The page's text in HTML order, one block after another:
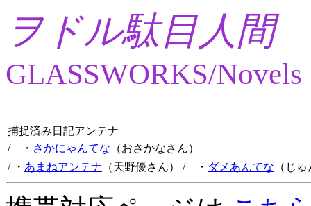
ヲドル駄目人間
GLASSWORKS/Novels
捕捉済み日記アンテナ
/ ・ さかにゃんてな （おさかなさん）
/ ・ あまねアンテナ （天野優さん） / ・ ダメあんてな （じ